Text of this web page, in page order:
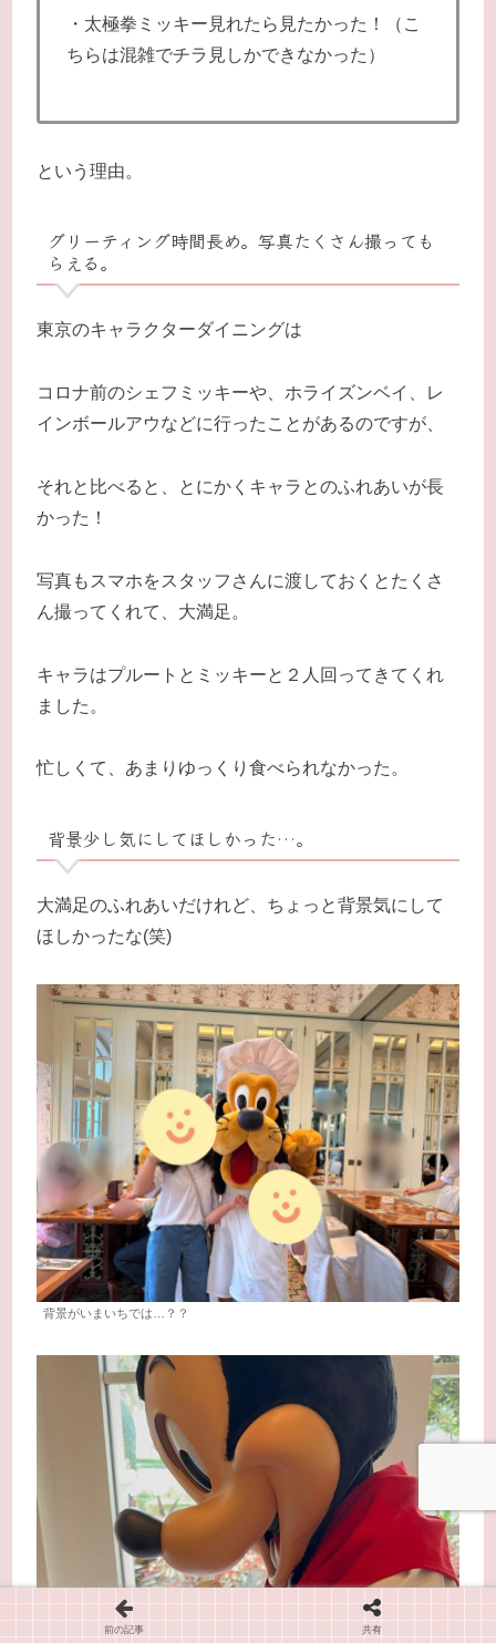
・太極拳ミッキー見れたら見たかった！（こ
ちらは混雑でチラ見しかできなかった）
という理由。
グリーティング時間長め。写真たくさん撮っても
らえる。
東京のキャラクターダイニングは
コロナ前のシェフミッキーや、ホライズンベイ、レ
インボールアウなどに行ったことがあるのですが、
それと比べると、とにかくキャラとのふれあいが長
かった！
写真もスマホをスタッフさんに渡しておくとたくさ
ん撮ってくれて、大満足。
キャラはプルートとミッキーと２人回ってきてくれ
ました。
忙しくて、あまりゆっくり食べられなかった。
背景少し気にしてほしかった…。
大満足のふれあいだけれど、ちょっと背景気にして
ほしかったな(笑)
背景がいまいちでは…？？
前の記事 共有